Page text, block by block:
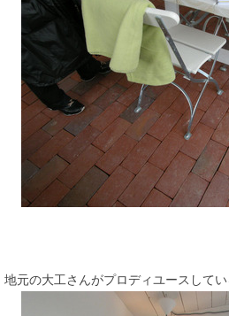
地元の大工さんがプロディユースしてい